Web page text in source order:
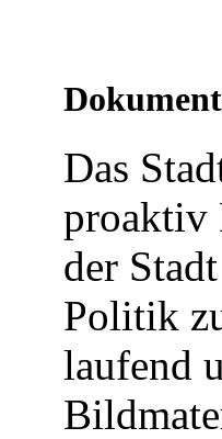
Das
proaktiv
der
Politik
laufend